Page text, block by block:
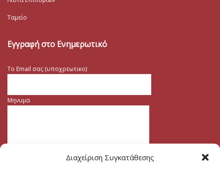
Διαχείριση Συγκατάθεσης
Ταμείο
Εγγραφή στο Ενημερωτικό
Το Email σας (υποχρεωτικο)
Μηνυμα